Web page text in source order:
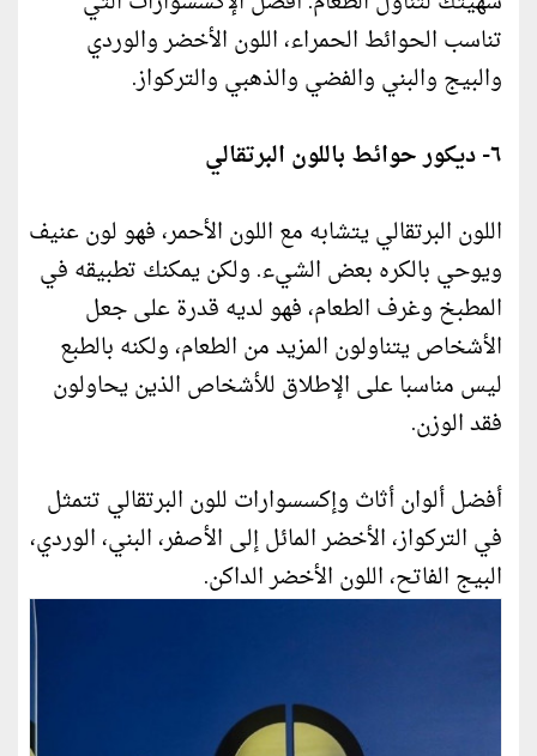
تناسب الحوائط الحمراء، اللون الأخضر والوردي
والبيج والبني والفضي والذهبي والتركواز.
٦- ديكور حوائط باللون البرتقالي
اللون البرتقالي يتشابه مع اللون الأحمر، فهو لون عنيف
ويوحي بالكره بعض الشيء. ولكن يمكنك تطبيقه في
المطبخ وغرف الطعام، فهو لديه قدرة على جعل
الأشخاص يتناولون المزيد من الطعام، ولكنه بالطبع
ليس مناسبا على الإطلاق للأشخاص الذين يحاولون
فقد الوزن.
أفضل ألوان أثاث وإكسسوارات للون البرتقالي تتمثل
في التركواز، الأخضر المائل إلى الأصفر، البني، الوردي،
البيج الفاتح، اللون الأخضر الداكن.